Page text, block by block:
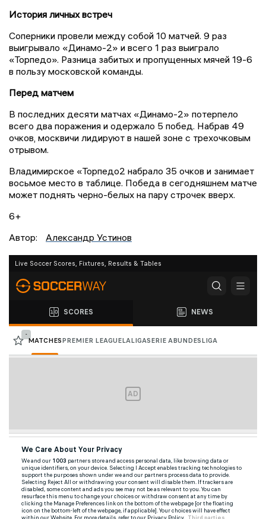
История личных встреч
Соперники провели между собой 10 матчей. 9 раз
выигрывало «Динамо-2» и всего 1 раз выиграло
«Торпедо». Разница забитых и пропущенных мячей 19-6
в пользу московской команды.
Перед матчем
В последних десяти матчах «Динамо-2» потерпело
всего два поражения и одержало 5 побед. Набрав 49
очков, москвичи лидируют в нашей зоне с трехочковым
отрывом.
Владимирское «Торпедо2 набрало 35 очков и занимает
восьмое место в таблице. Победа в сегодняшнем матче
может поднять черно-белых на пару строчек вверх.
6+
Автор:
Александр Устинов